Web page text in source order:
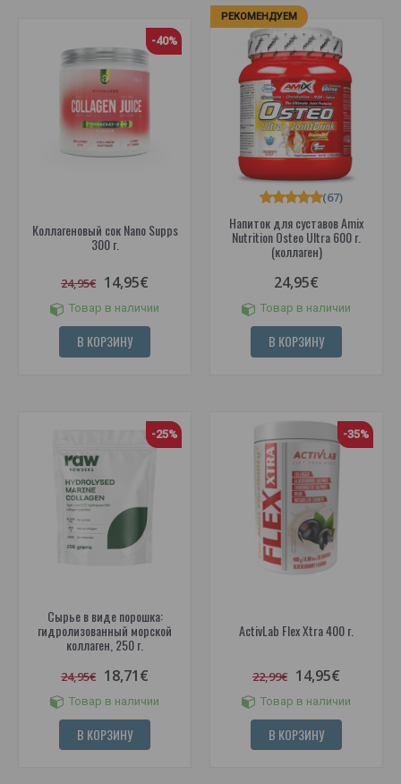
-40%
Коллагеновый сок Nano Supps
300 г.
24,95€ 14,95€
Товар в наличии
В КОРЗИНУ
РЕКОМЕНДУЕМ
Напиток для суставов Amix
Nutrition Osteo Ultra 600 г.
(коллаген)
(67)
24,95€
Товар в наличии
В КОРЗИНУ
-25%
Сырье в виде порошка:
гидролизованный морской
коллаген, 250 г.
24,95€ 18,71€
Товар в наличии
В КОРЗИНУ
-35%
ActivLab Flex Xtra 400 г.
22,99€ 14,95€
Товар в наличии
В КОРЗИНУ